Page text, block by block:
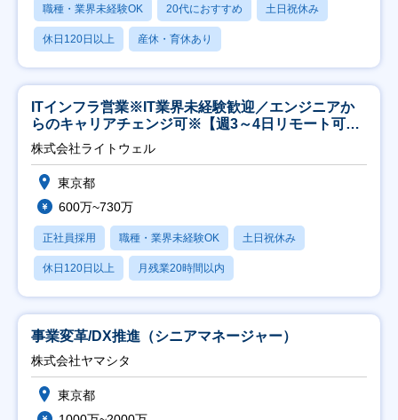
職種・業界未経験OK 20代におすすめ 土日祝休み
休日120日以上 産休・育休あり
ITインフラ営業※IT業界未経験歓迎／エンジニアか
らのキャリアチェンジ可※【週3～4日リモート可
能】
株式会社ライトウェル
東京都
600万~730万
正社員採用 職種・業界未経験OK 土日祝休み
休日120日以上 月残業20時間以内
事業変革/DX推進（シニアマネージャー）
株式会社ヤマシタ
東京都